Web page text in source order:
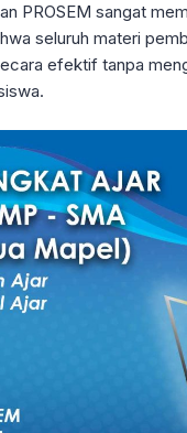
PROSEM sangat
seluruh materi
efektif tanpa